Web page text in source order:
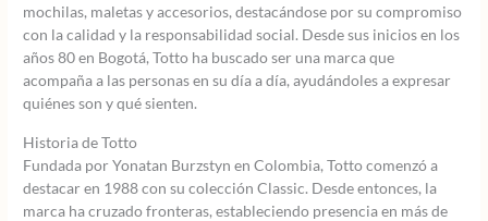
mochilas, maletas y accesorios, destacándose por su compromiso
con la calidad y la responsabilidad social. Desde sus inicios en los
años 80 en Bogotá, Totto ha buscado ser una marca que
acompaña a las personas en su día a día, ayudándoles a expresar
quiénes son y qué sienten.
Historia de Totto
Fundada por Yonatan Burzstyn en Colombia, Totto comenzó a
destacar en 1988 con su colección Classic. Desde entonces, la
marca ha cruzado fronteras, estableciendo presencia en más de